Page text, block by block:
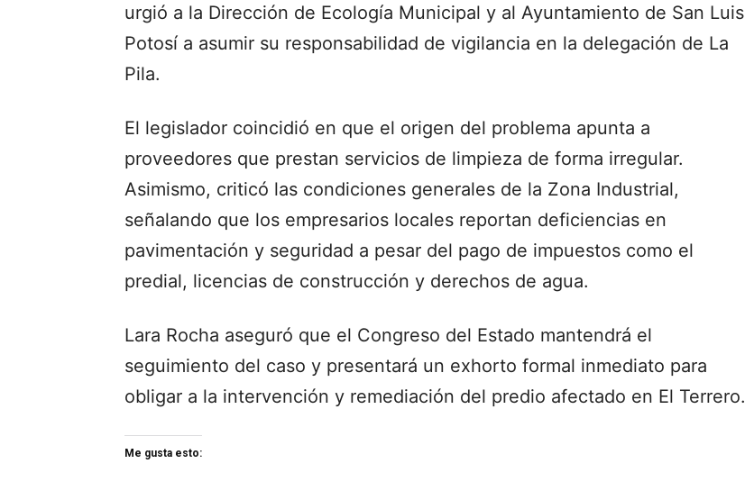
urgió a la Dirección de Ecología Municipal y al Ayuntamiento de San Luis
Potosí a asumir su responsabilidad de vigilancia en la delegación de La
Pila.
El legislador coincidió en que el origen del problema apunta a
proveedores que prestan servicios de limpieza de forma irregular.
Asimismo, criticó las condiciones generales de la Zona Industrial,
señalando que los empresarios locales reportan deficiencias en
pavimentación y seguridad a pesar del pago de impuestos como el
predial, licencias de construcción y derechos de agua.
Lara Rocha aseguró que el Congreso del Estado mantendrá el
seguimiento del caso y presentará un exhorto formal inmediato para
obligar a la intervención y remediación del predio afectado en El Terrero.
Me gusta esto: